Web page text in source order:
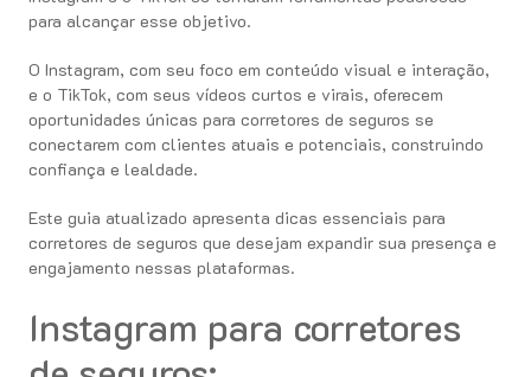
para alcançar esse objetivo.
O Instagram, com seu foco em conteúdo visual e interação,
e o TikTok, com seus vídeos curtos e virais, oferecem
oportunidades únicas para corretores de seguros se
conectarem com clientes atuais e potenciais, construindo
confiança e lealdade.
Este guia atualizado apresenta dicas essenciais para
corretores de seguros que desejam expandir sua presença e
engajamento nessas plataformas.
Instagram para corretores